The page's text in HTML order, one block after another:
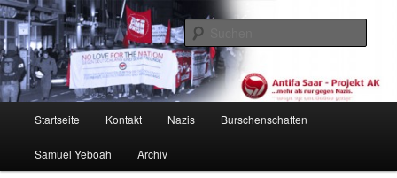
Zum
primären
Inhalt
springen
Zum
sekundären
Inhalt
springenAntifa Saar / Projekt AK
Startseite Kontakt Nazis Burschenschaften
Samuel Yeboah Archiv